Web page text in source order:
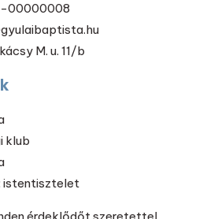
00000008
M. u. 11/b
klub
istentisztelet